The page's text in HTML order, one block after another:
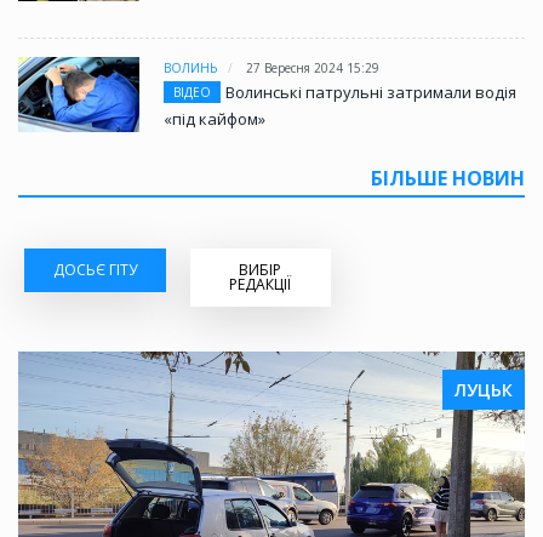
ВОЛИНЬ
27 Вересня 2024 15:29
ВІДЕО
Волинські патрульні затримали водія
«під кайфом»
БІЛЬШЕ НОВИН
ДОСЬЄ ГІТУ ВИБІР
РЕДАКЦІЇ
ЛУЦЬК